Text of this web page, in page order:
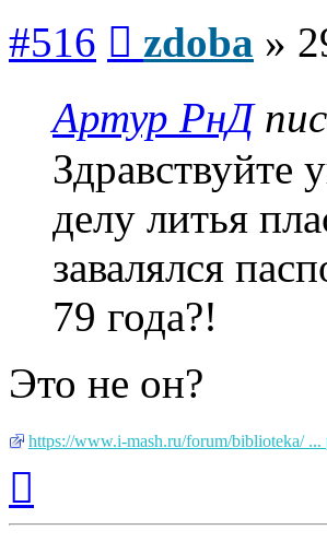
#516 zdoba »
Артур РнД
Здравствуйте
делу литья
завалялся
79 года?!
Это не он?
https://www.i-mash.ru/forum/biblioteka/ ...
началу